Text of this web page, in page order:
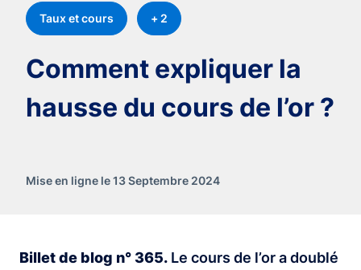
Taux et cours + 2
Comment expliquer la
hausse du cours de l’or ?
Mise en ligne le 13 Septembre 2024
Billet de blog n° 365. Le cours de l’or a doublé